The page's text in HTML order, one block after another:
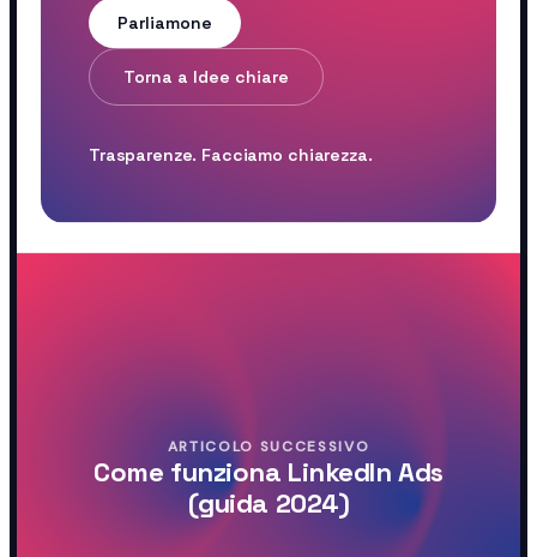
Parliamone
Torna a Idee chiare
Trasparenze. Facciamo chiarezza.
ARTICOLO SUCCESSIVO
Come funziona LinkedIn Ads
(guida 2024)